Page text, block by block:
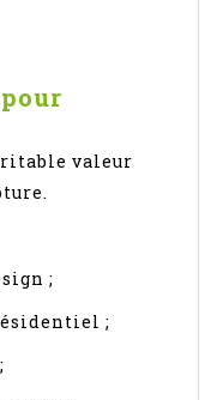
valeur
;
;